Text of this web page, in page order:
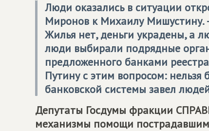
Люди оказались в ситуации
Миронов к Михаилу Мишустину.
Жилья нет, деньги украдены, а
люди выбирали подрядные
предложенного банками
Путину с этим вопросом:
банковской системы завел
Депутаты Госдумы фракции
механизмы помощи